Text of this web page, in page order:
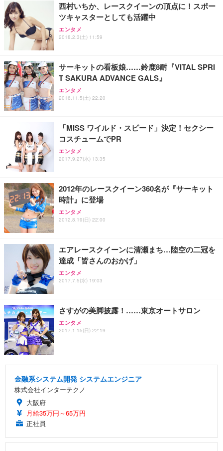
西村いちか、レースクイーンの頂点に！スポー
ツキャスターとしても活躍中
エンタメ
2018.2.3(土) 11:59
サーキットの看板娘……鈴鹿8耐『VITAL SPRI
T SAKURA ADVANCE GALS』
エンタメ
2016.11.5(土) 22:20
「MISS ワイルド・スピード」決定！セクシー
コスチュームでPR
エンタメ
2017.9.27(水) 13:35
2012年のレースクイーン360名が『サーキット
時計』に登場
エンタメ
2012.8.19(日) 22:00
エアレースクイーンに清瀬まち…陸空の二冠を
達成「皆さんのおかげ」
エンタメ
2017.7.5(水) 19:03
さすがの美脚披露！……東京オートサロン
エンタメ
2017.1.15(日) 22:19
金融系システム開発 システムエンジニア
株式会社インターテクノ
大阪府
月給35万円～65万円
正社員